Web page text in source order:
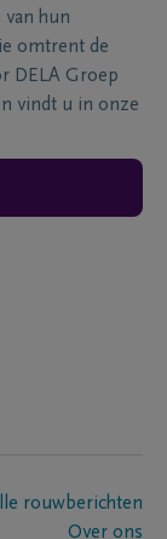
hun
omtrent de
DELA Groep
vindt u in onze
rouwberichten
Over ons